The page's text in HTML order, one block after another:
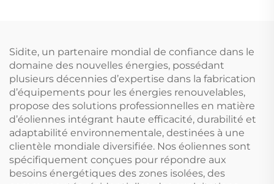
pièces de chauffe-eau
pièces
Sidite, un partenaire mondial de confiance dans le
domaine des nouvelles énergies, possédant
plusieurs décennies d’expertise dans la fabrication
d’équipements pour les énergies renouvelables,
propose des solutions professionnelles en matière
d’éoliennes intégrant haute efficacité, durabilité et
adaptabilité environnementale, destinées à une
clientèle mondiale diversifiée. Nos éoliennes sont
spécifiquement conçues pour répondre aux
besoins énergétiques des zones isolées, des